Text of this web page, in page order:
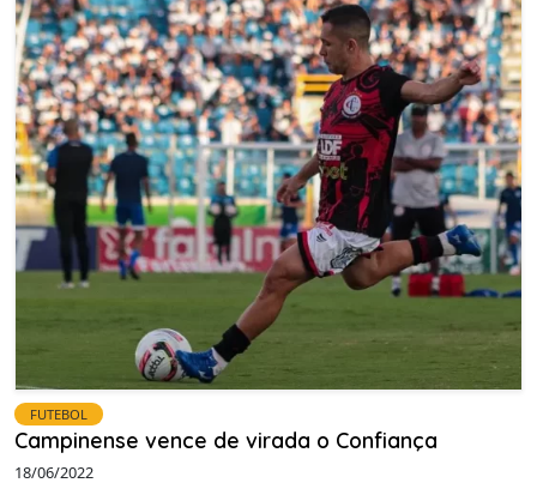
FUTEBOL
Campinense vence de virada o Confiança
18/06/2022